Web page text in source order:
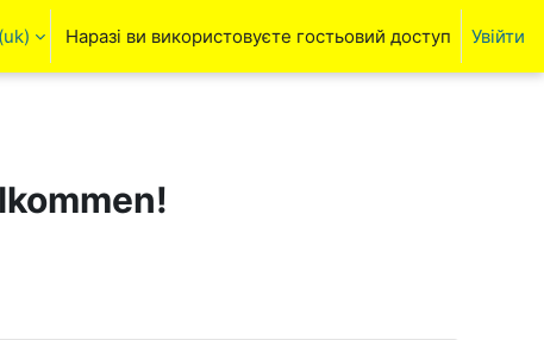
пошукуНаразі ви використовуєте гостьовий доступ Увійти